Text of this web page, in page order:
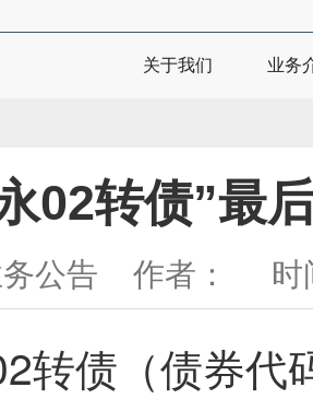
关于我们 业务
02转债”最
务公告 作者： 时
转债（债券代